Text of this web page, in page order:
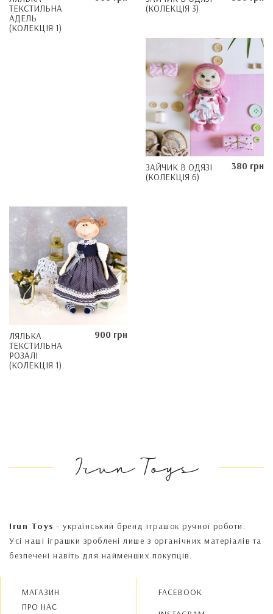
ТЕКСТИЛЬНА
АДЕЛЬ
(КОЛЕКЦІЯ 1)
(КОЛЕКЦІЯ 3)
ЗАЙЧИК В ОДЯЗІ
(КОЛЕКЦІЯ 6)
380 грн
ЛЯЛЬКА
ТЕКСТИЛЬНА
РОЗАЛІ
(КОЛЕКЦІЯ 1)
900 грн
Irun Toys
Irun Toys - український бренд іграшок ручної роботи.
Усі наші іграшки зроблені лише з органічних матеріалів та
безпечені навіть для найменших покупців.
МАГАЗИН
ПРО НАС
FACEBOOK